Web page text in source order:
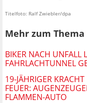
Titelfoto: Ralf Zwiebler/dpa
Mehr zum Thema
BIKER NACH UNFALL
FAHRLACHTUNNEL
19-JÄHRIGER
FEUER:
FLAMMEN-AUTO